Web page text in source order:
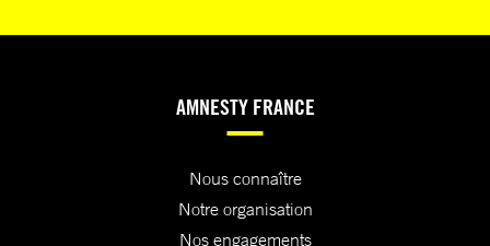
AMNESTY FRANCE
Nous connaître
Notre organisation
Nos engagements